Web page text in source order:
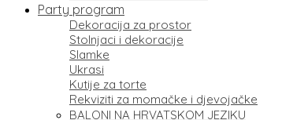
Party program
Dekoracija za prostor
Stolnjaci i dekoracije
Slamke
Ukrasi
Kutije za torte
Rekviziti za momačke i djevojačke
BALONI NA HRVATSKOM JEZIKU